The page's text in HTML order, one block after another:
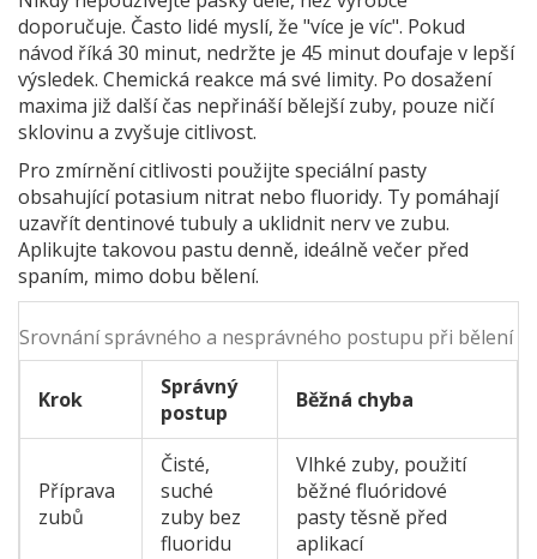
doporučuje. Často lidé myslí, že "více je víc". Pokud
návod říká 30 minut, nedržte je 45 minut doufaje v lepší
výsledek. Chemická reakce má své limity. Po dosažení
maxima již další čas nepřináší bělejší zuby, pouze ničí
sklovinu a zvyšuje citlivost.
Pro zmírnění citlivosti použijte speciální pasty
obsahujícípotasium nitrat nebo fluoridy. Ty pomáhají
uzavřít dentinové tubuly a uklidnit nerv ve zubu.
Aplikujte takovou pastu denně, ideálně večer před
spaním, mimo dobu bělení.
Srovnání správného a nesprávného postupu při bělení
Krok
Správný
postup
Běžná chyba
Příprava
zubů
Čisté,
suché
zuby bez
fluoridu
Vlhké zuby, použití
běžné fluóridové
pasty těsně před
aplikací